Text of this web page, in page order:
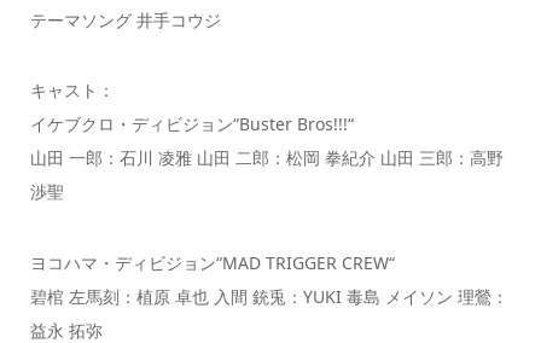
テーマソング 井手コウジ
キャスト：
イケブクロ・ディビジョン“Buster Bros!!!“
山田 一郎：石川 凌雅 山田 二郎：松岡 拳紀介 山田 三郎：高野
渉聖
ヨコハマ・ディビジョン“MAD TRIGGER CREW“
碧棺 左馬刻：植原 卓也 入間 銃兎：YUKI 毒島 メイソン 理鶯：
益永 拓弥